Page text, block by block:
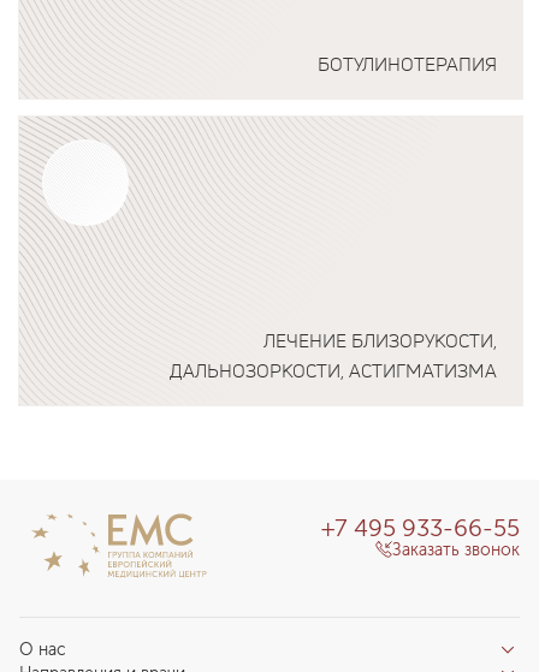
БОТУЛИНОТЕРАПИЯ
Подробнее о программе
ЛЕЧЕНИЕ БЛИЗОРУКОСТИ,
ДАЛЬНОЗОРКОСТИ, АСТИГМАТИЗМА
О нас
+7 495 933-66-55
Заказать звонок